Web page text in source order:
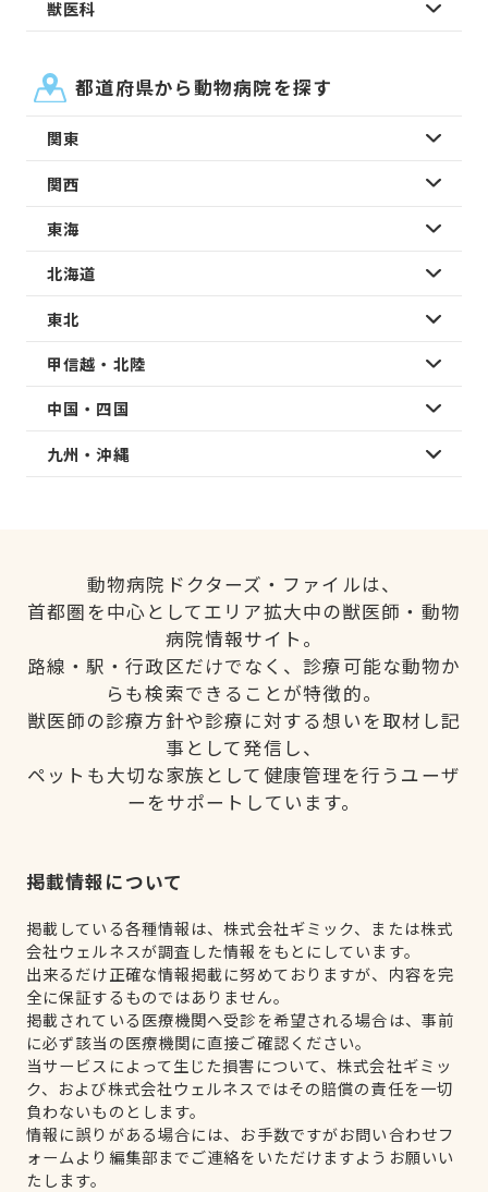
獣医科
都道府県から動物病院を探す
関東
関西
東海
北海道
東北
甲信越・北陸
中国・四国
九州・沖縄
動物病院ドクターズ・ファイルは、
首都圏を中心としてエリア拡大中の獣医師・動物
病院情報サイト。
路線・駅・行政区だけでなく、診療可能な動物か
らも検索できることが特徴的。
獣医師の診療方針や診療に対する想いを取材し記
事として発信し、
ペットも大切な家族として健康管理を行うユーザ
ーをサポートしています。
掲載情報について
掲載している各種情報は、株式会社ギミック、または株式
会社ウェルネスが調査した情報をもとにしています。
出来るだけ正確な情報掲載に努めておりますが、内容を完
全に保証するものではありません。
掲載されている医療機関へ受診を希望される場合は、事前
に必ず該当の医療機関に直接ご確認ください。
当サービスによって生じた損害について、株式会社ギミッ
ク、および株式会社ウェルネスではその賠償の責任を一切
負わないものとします。
情報に誤りがある場合には、お手数ですがお問い合わせフ
ォームより編集部までご連絡をいただけますようお願いい
たします。